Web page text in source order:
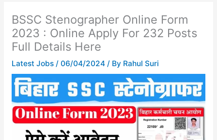
BSSC Stenographer Online Form
2023 : Online Apply For 232 Posts
Full Details Here
Latest Jobs/ 06/04/2024 / By Rahul Suri